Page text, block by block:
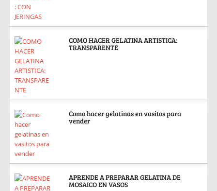
COMO HACER GELATINA ARTISTICA:
TRANSPARENTE
Como hacer gelatinas en vasitos para
vender
APRENDE A PREPARAR GELATINA DE
MOSAICO EN VASOS